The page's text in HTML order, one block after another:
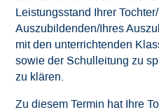
Leistungsstand Ihrer
Auszubildenden/Ihres
mit den unterrichtenden
sowie der Schulleitung zu
zu klären.
Zu diesem Termin hat Ihre